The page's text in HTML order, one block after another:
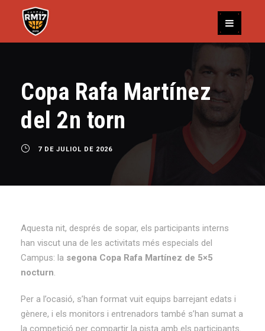
Copa Rafa Martínez
del 2n torn
7 DE JULIOL DE 2026
Aquesta nit, després de sopar, els participants interns
han viscut una de les activitats més especials del
Campus: la segona Copa Rafa Martínez de 5×5
nocturn.
Per a l’ocasió, s’han format vuit equips barrejant edats i
gènere, i els monitors i entrenadors també s’han sumat a
la competició per compartir la pista amb els participants.